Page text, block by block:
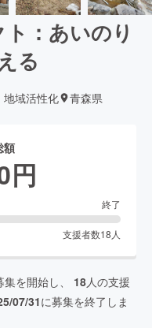
：あいのり
る
地域活性化 青森県
額
円
終了
支援者数18 人
集を開始し、 18人の支援
07/31に募集を終了しま